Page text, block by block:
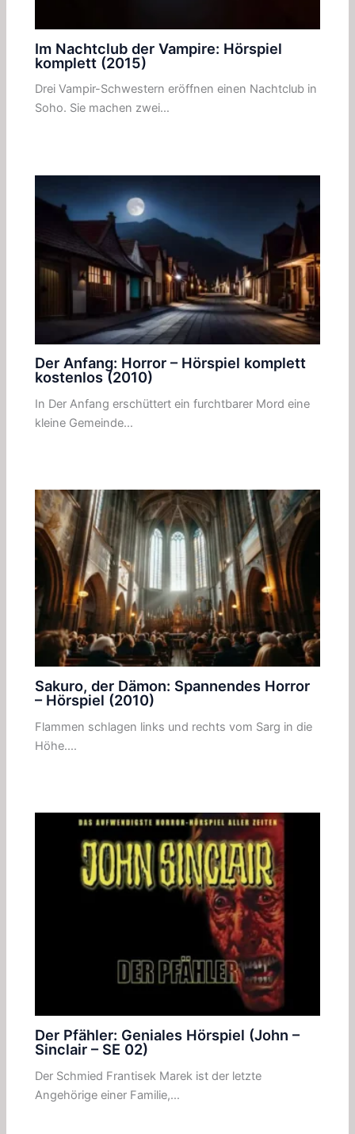
Im Nachtclub der Vampire: Hörspiel
komplett (2015)
Drei Vampir-Schwestern eröffnen einen Nachtclub in
Soho. Sie machen zwei…
Der Anfang: Horror – Hörspiel komplett
kostenlos (2010)
In Der Anfang erschüttert ein furchtbarer Mord eine
kleine Gemeinde…
Sakuro, der Dämon: Spannendes Horror
– Hörspiel (2010)
Flammen schlagen links und rechts vom Sarg in die
Höhe.…
Der Pfähler: Geniales Hörspiel (John –
Sinclair – SE 02)
Der Schmied Frantisek Marek ist der letzte
Angehörige einer Familie,…